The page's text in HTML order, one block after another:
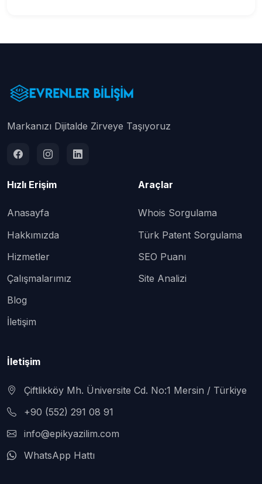
Markanızı Dijitalde Zirveye Taşıyoruz
Hızlı Erişim
Anasayfa
Hakkımızda
Hizmetler
Çalışmalarımız
Blog
İletişim
Araçlar
Whois Sorgulama
Türk Patent Sorgulama
SEO Puanı
Site Analizi
İletişim
Çiftlikköy Mh. Üniversite Cd. No:1 Mersin / Türkiye
+90 (552) 291 08 91
info@epikyazilim.com
WhatsApp Hattı